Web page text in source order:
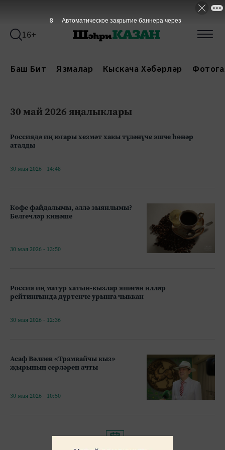
16+
Баш Бит Язмалар Кыскача Хәбәрләр
30 май 2026 яңалыклары
Россиядә иң югары хезмәт хакы түләнүче эшче һөнәр
аталды
30 мая 2026 - 14:48
Кофе файдалымы, әллә зыянлымы?
Белгечләр киңәше
30 мая 2026 - 13:50
Россия иң матур хатын-кызлар яшәгән илләр
рейтингында дүртенче урынга чыккан
30 мая 2026 - 12:36
Асаф Вәлиев «Трамвайчы кыз»
җырының серләрен ачты
30 мая 2026 - 10:50
8 Автоматическое закрытие баннера через